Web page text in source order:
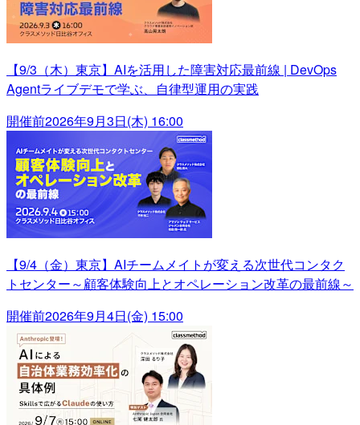
【9/3（木）東京】AIを活用した障害対応最前線 | DevOps
Agentライブデモで学ぶ、自律型運用の実践
開催前2026年9月3日(木) 16:00
【9/4（金）東京】AIチームメイトが変える次世代コンタク
トセンター～顧客体験向上とオペレーション改革の最前線～
開催前2026年9月4日(金) 15:00